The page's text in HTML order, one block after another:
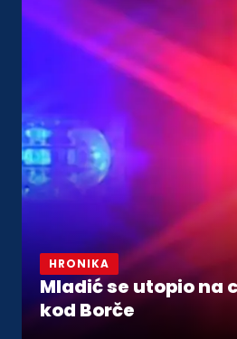
HRONIKA
Mladić se utopio na
kod Borče